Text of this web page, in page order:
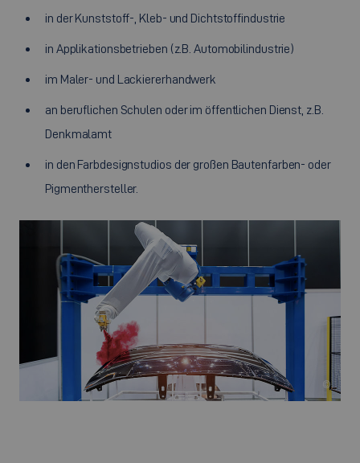
in der Kunststoff-, Kleb- und Dichtstoffindustrie
in Applikationsbetrieben (z.B. Automobilindustrie)
im Maler- und Lackiererhandwerk
an beruflichen Schulen oder im öffentlichen Dienst, z.B.
Denkmalamt
in den Farbdesignstudios der großen Bautenfarben- oder
Pigmenthersteller.
©